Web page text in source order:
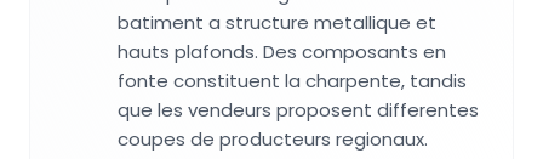
batiment a structure metallique et
hauts plafonds. Des composants en
fonte constituent la charpente, tandis
que les vendeurs proposent differentes
coupes de producteurs regionaux.